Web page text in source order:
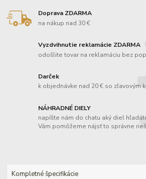
Doprava ZDARMA
na nákup nad 30 €
Vyzdvihnutie reklamácie ZDARMA
odošlite tovar na reklamáciu bez
Darček
k objednávke nad 20 € so zľavovým
NÁHRADNÉ DIELY
napíšte nám do chatu aký diel
Vám pomôžeme nájsť to správne
Kompletné špecifikácie